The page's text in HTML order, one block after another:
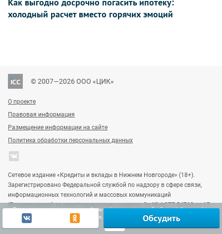
Продолжая использовать наш сайт, вы даёте согласие на обработку файлов cookie,
включая использование Яндекс.Метрики, в целях улучшения работы сайта.
Обсудить
холодный расчет вместо горячих эмоций
© 2007—2026 ООО «ЦИК»
О проекте
Правовая информация
Размещение информации на сайте
Политика обработки персональных данных
Сетевое издание «Кредиты и вклады в Нижнем Новгороде» (18+).
Зарегистрировано Федеральной службой по надзору в сфере связи,
информационных технологий и массовых коммуникаций
(Роскомнадзор) за регистрационным номером Эл № ФС77-54763 от 17
июля 2013 г.